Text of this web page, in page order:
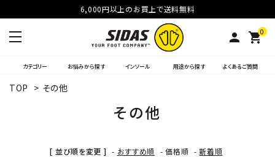
6,000円以上のお買上で送料無料
person 0
shopping_cart
カテゴリー お悩みから探す インソール 用途から探す よくあるご質問
TOP > その他
その他
[ 並び順を変更 ] - おすすめ順 -価格順 -新着順